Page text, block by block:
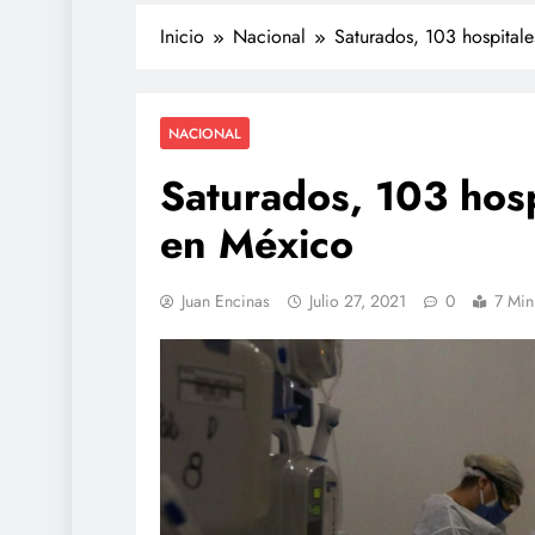
Inicio Nacional Saturados, 103
NACIONAL
Saturados, 103
en México
Juan Encinas Julio 27, 2021 0 7